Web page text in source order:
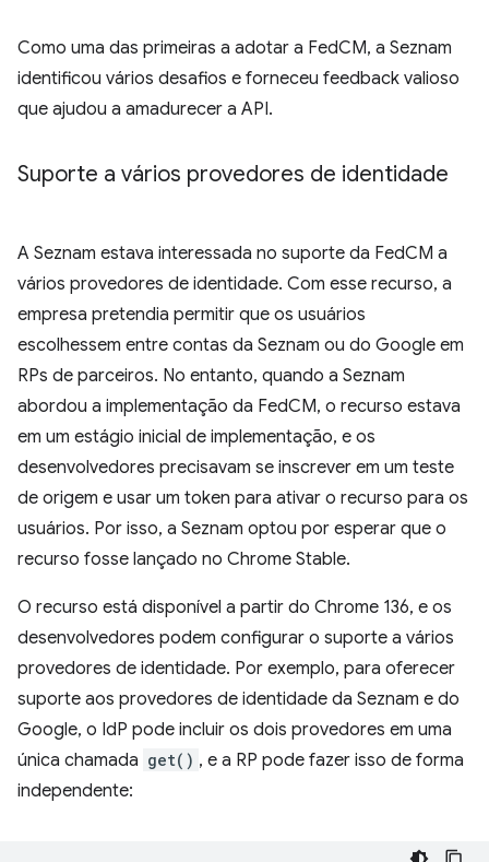
Como uma das primeiras a adotar a FedCM, a Seznam
identificou vários desafios e forneceu feedback valioso
que ajudou a amadurecer a API.
Suporte a vários provedores de identidade
A Seznam estava interessada no suporte da FedCM a
vários provedores de identidade. Com esse recurso, a
empresa pretendia permitir que os usuários
escolhessem entre contas da Seznam ou do Google em
RPs de parceiros. No entanto, quando a Seznam
abordou a implementação da FedCM, o recurso estava
em um estágio inicial de implementação, e os
desenvolvedores precisavam se inscrever em um teste
de origem e usar um token para ativar o recurso para os
usuários. Por isso, a Seznam optou por esperar que o
recurso fosse lançado no Chrome Stable.
O recurso está disponível a partir do Chrome 136, e os
desenvolvedores podem configurar o suporte a vários
provedores de identidade. Por exemplo, para oferecer
suporte aos provedores de identidade da Seznam e do
Google, o IdP pode incluir os dois provedores em uma
única chamada get() , e a RP pode fazer isso de forma
independente: